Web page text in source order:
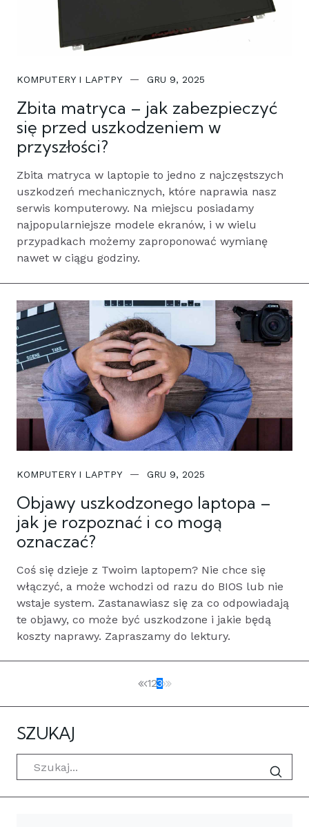
KOMPUTERY I LAPTPY GRU 9, 2025
Zbita matryca – jak zabezpieczyć
się przed uszkodzeniem w
przyszłości?
Zbita matryca w laptopie to jedno z najczęstszych
uszkodzeń mechanicznych, które naprawia nasz
serwis komputerowy. Na miejscu posiadamy
najpopularniejsze modele ekranów, i w wielu
przypadkach możemy zaproponować wymianę
nawet w ciągu godziny.
KOMPUTERY I LAPTPY GRU 9, 2025
Objawy uszkodzonego laptopa –
jak je rozpoznać i co mogą
oznaczać?
Coś się dzieje z Twoim laptopem? Nie chce się
włączyć, a może wchodzi od razu do BIOS lub nie
wstaje system. Zastanawiasz się za co odpowiadają
te objawy, co może być uszkodzone i jakie będą
koszty naprawy. Zapraszamy do lektury.
123
SZUKAJ
Szukaj